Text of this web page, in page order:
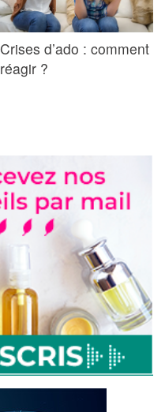
Crises d’ado : comment
réagir ?